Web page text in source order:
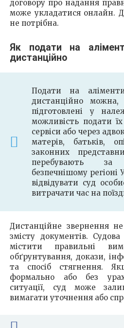
договору про надання
може укладатися онлайн.
не потрібна.
Як подати на
дистанційно
Подати на
дистанційно
підготовлені у
можливість подати
сервіси або через
матерів, батьків,
законних
перебувають
безпечнішому
відвідувати суд
витрачати час на
Дистанційне звернення
змісту документів.
містити правильні
обґрунтування, докази,
та спосіб стягнення.
формально або без
ситуації, суд може
вимагати уточнення або